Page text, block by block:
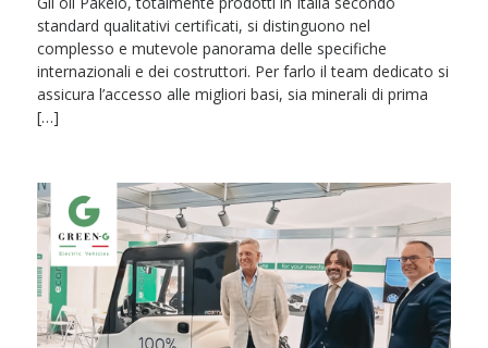
standard qualitativi certificati, si distinguono nel
complesso e mutevole panorama delle specifiche
internazionali e dei costruttori. Per farlo il team dedicato si
assicura l’accesso alle migliori basi, sia minerali di prima
[…]